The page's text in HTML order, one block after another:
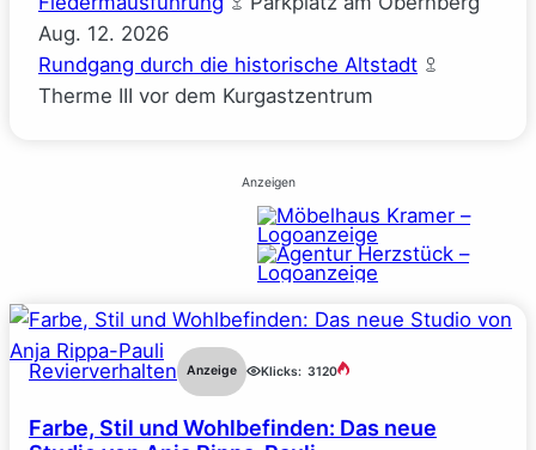
Aug. 12. 2026
Rundgang durch die historische Altstadt
Therme III vor dem Kurgastzentrum
Anzeigen
Revierverhalten Anzeige Klicks: 3120
Farbe, Stil und Wohlbefinden: Das neue